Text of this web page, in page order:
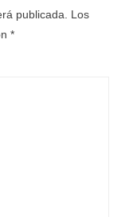
publicada.
Los
*